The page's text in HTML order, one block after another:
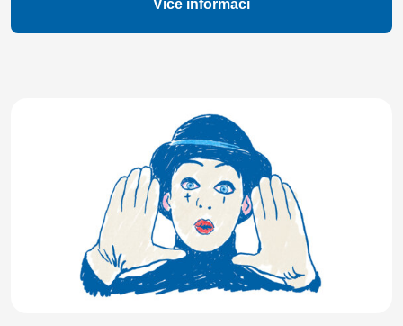
Více informací